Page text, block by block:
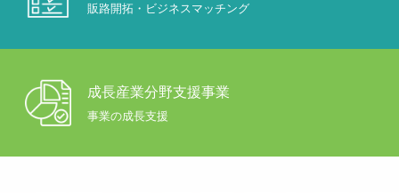
販路開拓・ビジネスマッチング
成長産業分野支援事業
事業の成長支援